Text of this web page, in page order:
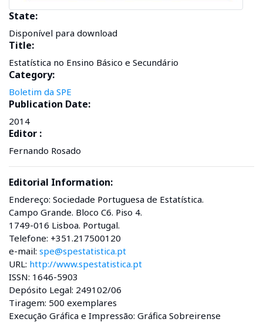
State:
Disponível para download
Title:
Estatística no Ensino Básico e Secundário
Category:
Boletim da SPE
Publication Date:
2014
Editor :
Fernando Rosado
Editorial Information:
Endereço: Sociedade Portuguesa de Estatística.
Campo Grande. Bloco C6. Piso 4.
1749-016 Lisboa. Portugal.
Telefone: +351.217500120
e-mail: spe@spestatistica.pt
URL: http://www.spestatistica.pt
ISSN: 1646-5903
Depósito Legal: 249102/06
Tiragem: 500 exemplares
Execução Gráfica e Impressão: Gráfica Sobreirense